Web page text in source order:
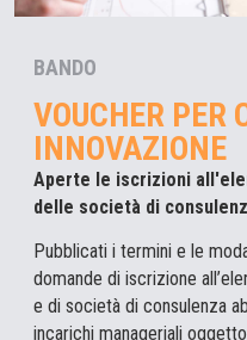
BANDO
VOUCHER PER
INNOVAZIONE
Aperte le iscrizioni
delle società di
Pubblicati i termini e le
domande di iscrizione
e di società di consulenza
incarichi manageriali